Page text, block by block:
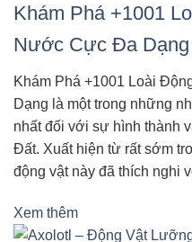
Khám Phá +1001
Nước Cực Đa Dạng
Khám Phá +1001 Loài
Dạng là một trong những
nhất đối với sự hình thành
Đất. Xuất hiện từ rất sớm
động vật này đã thích nghi
Xem thêm